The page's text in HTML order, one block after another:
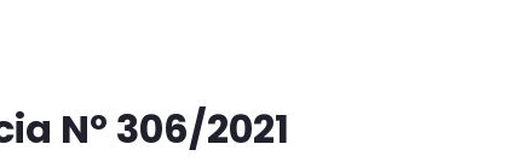
Nº 306/2021